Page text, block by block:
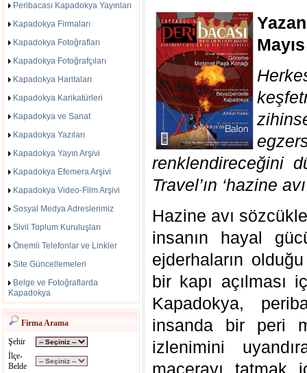
Peribacası Kapadokya Yayınları
Kapadokya Firmaları
Kapadokya Fotoğrafları
Kapadokya Fotoğrafçıları
Kapadokya Haritaları
Kapadokya Karikatürleri
Kapadokya ve Sanat
Kapadokya Yazıları
Kapadokya Yayın Arşivi
Kapadokya Efemera Arşivi
Kapadokya Video-Film Arşivi
Sosyal Medya Adreslerimiz
Sivil Toplum Kuruluşları
Önemli Telefonlar ve Linkler
Site Güncellemeleri
Belge ve Fotoğraflarda
Kapadokya
Firma Arama
Şehir
İlçe-
Belde
renklendireceğini
Travel’ın ‘hazine
Hazine avı
insanın hayal
ejderhaların
bir kapı açılması
Kapadokya,
insanda bir peri
izlenimini
macerayı tatmak